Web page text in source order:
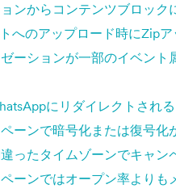
ンからコンテンツブロック
へのアップロード時にZip
ーションが一部のイベント
にリダイレクトされ
ーンで暗号化または復号化
ったタイムゾーンでキャン
ーンではオープン率より